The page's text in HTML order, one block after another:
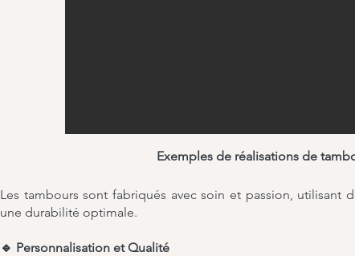
Exemples de réalisations de
Les tambours sont fabriqués avec soin et passion, utilisant
une durabilité optimale.
🔹 Personnalisation et Qualité